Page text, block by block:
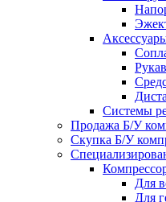
Системы
Продажа Б/У
Скупка Б/У
Для
Для